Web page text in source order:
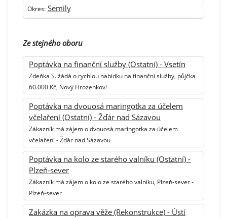
Okres: Semily
Ze stejného oboru
Poptávka na finanční služby (Ostatní) - Vsetín
Zdeňka S. žádá o rychlou nabídku na finanční služby, půjčka
60.000 Kč, Nový Hrozenkov!
Poptávka na dvouosá maringotka za účelem
včelaření (Ostatní) - Žďár nad Sázavou
Zákazník má zájem o dvouosá maringotka za účelem
včelaření - Žďár nad Sázavou
Poptávka na kolo ze starého valníku (Ostatní) -
Plzeň-sever
Zákazník má zájem o kolo ze starého valníku, Plzeň-sever -
Plzeň-sever
Zakázka na oprava věže (Rekonstrukce) - Ústí